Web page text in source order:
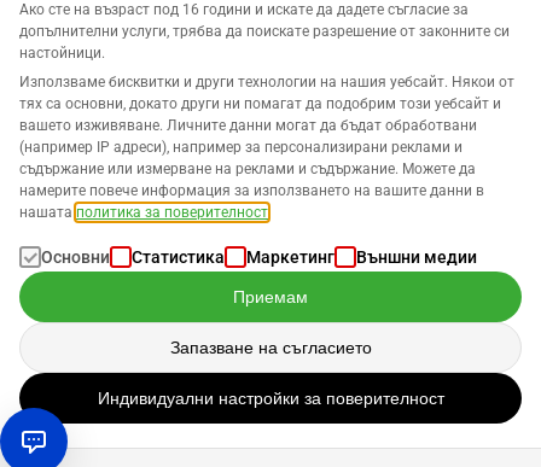
Компания
Поддръжка
Решения за Amazon
Български
Данните се обработват в съответствие с нашата
поверителност
Авторско право © 2026 SELLERLOGIC. Всички права запазени.
Ако сте на възраст под 16 години и искате да дадете съгласие за
допълнителни услуги, трябва да поискате разрешение от законните си
настойници.
Използваме бисквитки и други технологии на нашия уебсайт. Някои от
тях са основни, докато други ни помагат да подобрим този уебсайт и
вашето изживяване. Личните данни могат да бъдат обработвани
(например IP адреси), например за персонализирани реклами и
съдържание или измерване на реклами и съдържание. Можете да
намерите повече информация за използването на вашите данни в
нашата политика за поверителност
Основни Статистика Маркетинг Външни медии
Приемам
Запазване на съгласието
Индивидуални настройки за поверителност